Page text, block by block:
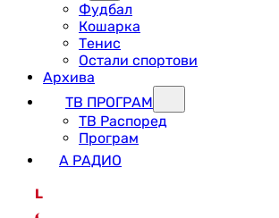
Фудбал
Кошарка
Тенис
Остали спортови
Архива
ТВ ПРОГРАМ
ТВ Распоред
Програм
А РАДИО
L